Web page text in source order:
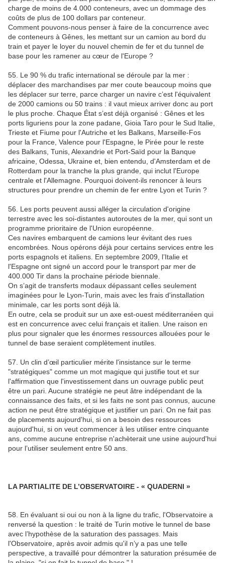
charge de moins de 4.000 conteneurs, avec un dommage des
coûts de plus de 100 dollars par conteneur.
Comment pouvons-nous penser à faire de la concurrence avec
de conteneurs à Gênes, les mettant sur un camion au bord du
train et payer le loyer du nouvel chemin de fer et du tunnel de
base pour les ramener au cœur de l'Europe ?
55. Le 90 % du trafic international se déroule par la mer :
déplacer des marchandises par mer coute beaucoup moins que
les déplacer sur terre, parce charger un navire c’est l'équivalent
de 2000 camions ou 50 trains : il vaut mieux arriver donc au port
le plus proche. Chaque État s’est déjà organisé : Gênes et les
ports liguriens pour la zone padane, Gioia Taro pour le Sud Italie,
Trieste et Fiume pour l'Autriche et les Balkans, Marseille-Fos
pour la France, Valence pour l'Espagne, le Pirée pour le reste
des Balkans, Tunis, Alexandrie et Port-Saïd pour la Banque
africaine, Odessa, Ukraine et, bien entendu, d'Amsterdam et de
Rotterdam pour la tranche la plus grande, qui inclut l'Europe
centrale et l'Allemagne. Pourquoi doivent-ils renoncer à leurs
structures pour prendre un chemin de fer entre Lyon et Turin ?
56. Les ports peuvent aussi alléger la circulation d'origine
terrestre avec les soi-distantes autoroutes de la mer, qui sont un
programme prioritaire de l'Union européenne.
Ces navires embarquent de camions leur évitant des rues
encombrées. Nous opérons déjà pour certains services entre les
ports espagnols et italiens. En septembre 2009, l’Italie et
l'Espagne ont signé un accord pour le transport par mer de
400.000 Tir dans la prochaine période biennale.
On s’agit de transferts modaux dépassant celles seulement
imaginées pour le Lyon-Turin, mais avec les frais d'installation
minimale, car les ports sont déjà là.
En outre, cela se produit sur un axe est-ouest méditerranéen qui
est en concurrence avec celui français et italien. Une raison en
plus pour signaler que les énormes ressources allouées pour le
tunnel de base seraient complètement inutiles.
57. Un clin d’œil particulier mérite l'insistance sur le terme
"stratégiques" comme un mot magique qui justifie tout et sur
l'affirmation que l'investissement dans un ouvrage public peut
être un pari. Aucune stratégie ne peut âtre indépendant de la
connaissance des faits, et si les faits ne sont pas connus, aucune
action ne peut être stratégique et justifier un pari. On ne fait pas
de placements aujourd'hui, si on a besoin des ressources
aujourd'hui, si on veut commencer à les utiliser entre cinquante
ans, comme aucune entreprise n'achèterait une usine aujourd'hui
pour l’utiliser seulement entre 50 ans.
LA PARTIALITE DE L’OBSERVATOIRE - « QUADERNI »
58. En évaluant si oui ou non à la ligne du trafic, l'Observatoire a
renversé la question : le traité de Turin motive le tunnel de base
avec l’hypothèse de la saturation des passages. Mais
l'Observatoire, après avoir admis qu'il n’y a pas une telle
perspective, a travaillé pour démontrer la saturation présumée de